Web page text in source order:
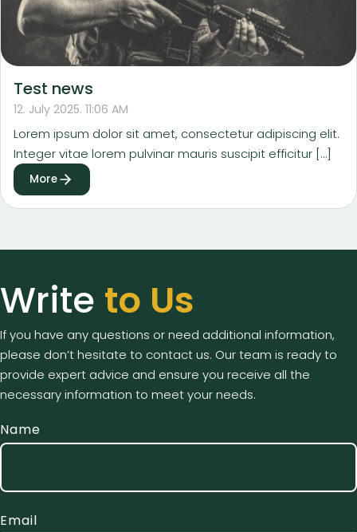
Test news
12. July 2025. 11:06 AM
Lorem ipsum dolor sit amet, consectetur adipiscing elit.
Integer vitae lorem pulvinar mauris suscipit efficitur […]
More
Write to Us
If you have any questions or need additional information,
please don’t hesitate to contact us. Our team is ready to
provide expert advice and ensure you receive all the
necessary information to meet your needs.
Name
Email